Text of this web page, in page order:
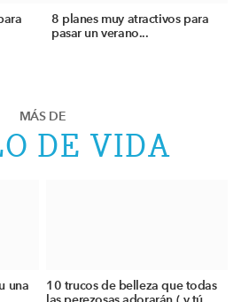
8 planes muy atractivos para
pasar un verano...
MÁS DE
DE VIDA
una
10 trucos de belleza que todas